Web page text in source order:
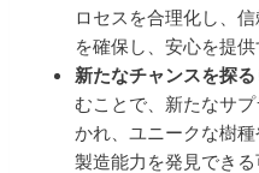
ロセスを合理化し、
を確保し、安心を提供
新たなチャンスを探る
むことで、新たなサ
かれ、ユニークな樹
製造能力を発見できる